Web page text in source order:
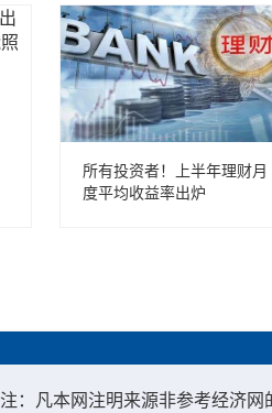
所有投资者！上半年理财月
度平均收益率出炉
注：凡本网注明来源非参考经济